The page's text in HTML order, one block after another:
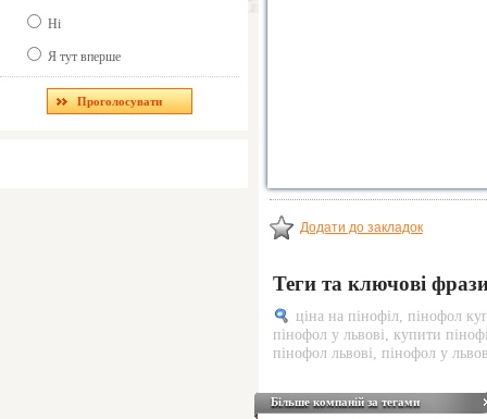
Ні
Я тут вперше
Додати до закладок
Теги та ключові
ціна на пінофіл
пінофол
пінофол у львові
купити
пінофол львові
пінофол у
Більше компаній за тегами